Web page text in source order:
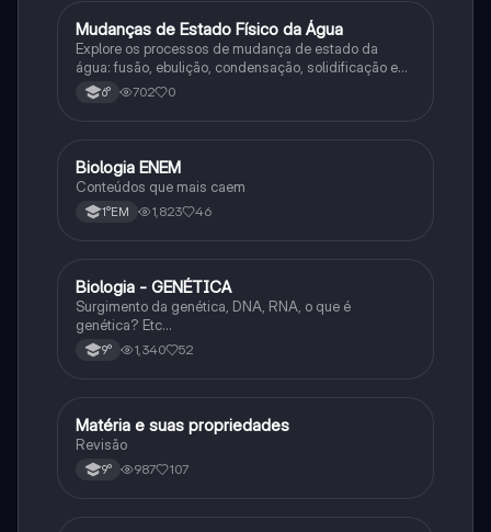
MCiência
Mudanças de Estado Físico da Água
Explore os processos de mudança de estado da
água: fusão, ebulição, condensação, solidificação e
sublimação.
6° 702 0
Ciência
Biologia ENEM
Conteúdos que mais caem
1°EM 1,823 46
Ciência
Biologia - GENÉTICA
Surgimento da genética, DNA, RNA, o que é
genética? Etc…
9° 1,340 52
Ciência
Matéria e suas propriedades
Revisão
9° 987 107